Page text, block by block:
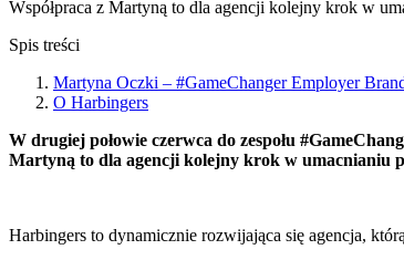
Współpraca z Martyną to dla agencji kolejny krok w
Spis treści
Martyna Oczki – #GameChanger Employer
O Harbingers
W drugiej połowie czerwca do zespołu
Martyną to dla agencji kolejny krok w umacnianiu
Harbingers to dynamicznie rozwijająca się agencja,